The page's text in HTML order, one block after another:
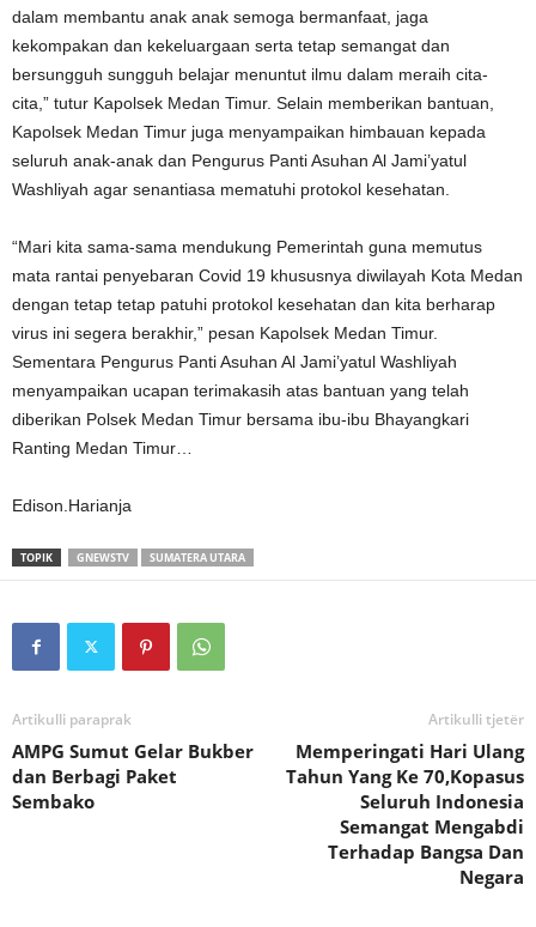
dalam membantu anak anak semoga bermanfaat, jaga
kekompakan dan kekeluargaan serta tetap semangat dan
bersungguh sungguh belajar menuntut ilmu dalam meraih cita-
cita,” tutur Kapolsek Medan Timur. Selain memberikan bantuan,
Kapolsek Medan Timur juga menyampaikan himbauan kepada
seluruh anak-anak dan Pengurus Panti Asuhan Al Jami’yatul
Washliyah agar senantiasa mematuhi protokol kesehatan.
“Mari kita sama-sama mendukung Pemerintah guna memutus
mata rantai penyebaran Covid 19 khususnya diwilayah Kota Medan
dengan tetap tetap patuhi protokol kesehatan dan kita berharap
virus ini segera berakhir,” pesan Kapolsek Medan Timur.
Sementara Pengurus Panti Asuhan Al Jami’yatul Washliyah
menyampaikan ucapan terimakasih atas bantuan yang telah
diberikan Polsek Medan Timur bersama ibu-ibu Bhayangkari
Ranting Medan Timur…
Edison.Harianja
TOPIK GNEWSTV SUMATERA UTARA
Artikulli paraprak
AMPG Sumut Gelar Bukber
dan Berbagi Paket
Sembako
Artikulli tjetër
Memperingati Hari Ulang
Tahun Yang Ke 70,Kopasus
Seluruh Indonesia
Semangat Mengabdi
Terhadap Bangsa Dan
Negara